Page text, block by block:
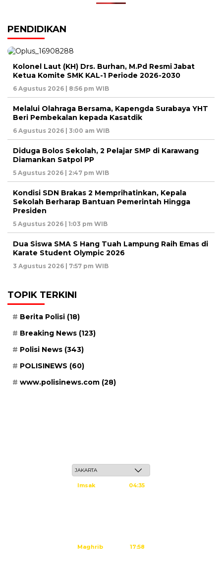
PENDIDIKAN
Kolonel Laut (KH) Drs. Burhan, M.Pd Resmi Jabat
Ketua Komite SMK KAL-1 Periode 2026-2030
6 Agustus 2026 | 8:56 pm WIB
Melalui Olahraga Bersama, Kapengda Surabaya YHT
Beri Pembekalan kepada Kasatdik
6 Agustus 2026 | 3:00 am WIB
Diduga Bolos Sekolah, 2 Pelajar SMP di Karawang
Diamankan Satpol PP
5 Agustus 2026 | 2:47 pm WIB
Kondisi SDN Brakas 2 Memprihatinkan, Kepala
Sekolah Berharap Bantuan Pemerintah Hingga
Presiden
5 Agustus 2026 | 1:03 pm WIB
Dua Siswa SMA S Hang Tuah Lampung Raih Emas di
Karate Student Olympic 2026
3 Agustus 2026 | 7:57 pm WIB
TOPIK TERKINI
Berita Polisi (18)
Breaking News (123)
Polisi News (343)
POLISINEWS (60)
www.polisinews.com (28)
Imsak 04:35
Maghrib 17:58